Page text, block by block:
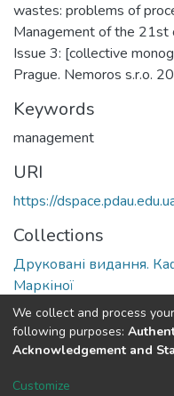
wastes: problems of
Management of the 21st
Issue 3: [collective
Prague. Nemoros s.r.o.
Keywords
management
URI
https://
Collections
Друковані видання.
Маркіної
Full item page
DSpace software
We collect and process
following purposes:
Acknowledgement and
Customize